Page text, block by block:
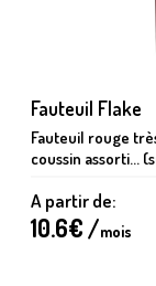
Fauteuil Flake
Fauteuil rouge
coussin assorti...
A partir de:
10.6€ /mois